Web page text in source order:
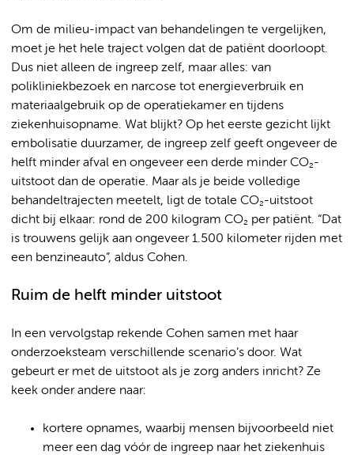
Om de milieu-impact van behandelingen te vergelijken,
moet je het hele traject volgen dat de patiënt doorloopt.
Dus niet alleen de ingreep zelf, maar alles: van
polikliniekbezoek en narcose tot energieverbruik en
materiaalgebruik op de operatiekamer en tijdens
ziekenhuisopname. Wat blijkt? Op het eerste gezicht lijkt
embolisatie duurzamer, de ingreep zelf geeft ongeveer de
helft minder afval en ongeveer een derde minder CO₂-
uitstoot dan de operatie. Maar als je beide volledige
behandeltrajecten meetelt, ligt de totale CO₂-uitstoot
dicht bij elkaar: rond de 200 kilogram CO₂ per patiënt. “Dat
is trouwens gelijk aan ongeveer 1.500 kilometer rijden met
een benzineauto”, aldus Cohen.
Ruim de helft minder uitstoot
In een vervolgstap rekende Cohen samen met haar
onderzoeksteam verschillende scenario’s door. Wat
gebeurt er met de uitstoot als je zorg anders inricht? Ze
keek onder andere naar:
kortere opnames, waarbij mensen bijvoorbeeld niet
meer een dag vóór de ingreep naar het ziekenhuis